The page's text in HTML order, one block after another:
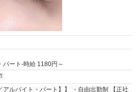
パート-時給 1180円～
235000
ルバイト・パート】】 ・自由出勤制 【正社